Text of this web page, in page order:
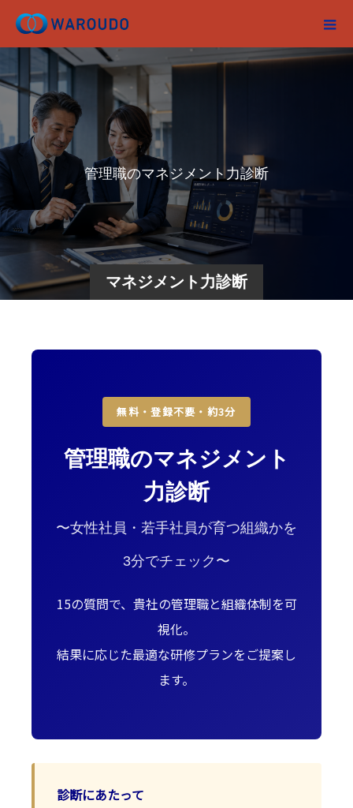
マネジメント力診断
管理職の ネ ジ メ ト 力 診断
〜女性社
無料・登録不要・約3分
管理職のマネジメント
力診断
〜女性社員・若手社員が育つ組織かを
3分でチェック〜
15の質問で、貴社の管理職と組織体制を可
視化。
結果に応じた最適な研修プランをご提案し
ます。
診断にあたって